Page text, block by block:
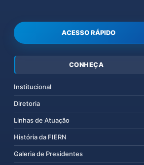
ACESSO RÁPIDO
CONHEÇA
Institucional
Diretoria
Linhas de Atuação
História da FIERN
Galeria de Presidentes